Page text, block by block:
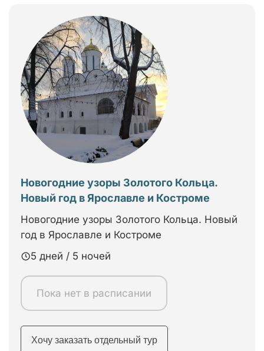
Новогодние узоры Золотого Кольца.
Новый год в Ярославле и Костроме
Новогодние узоры Золотого Кольца. Новый
год в Ярославле и Костроме
5 дней / 5 ночей
Пока нет в расписании
Хочу заказать отдельный тур